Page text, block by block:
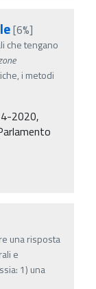
[6%]
che tengano
i metodi
2020,
una risposta
e
1) una